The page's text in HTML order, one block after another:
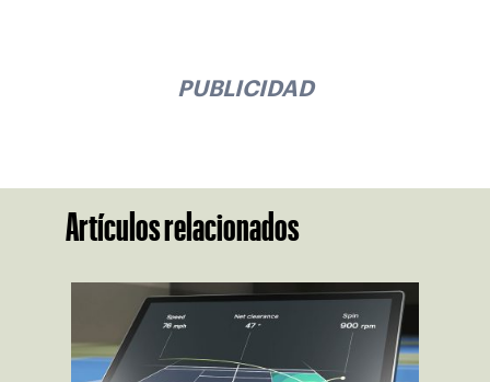
PUBLICIDAD
Artículos relacionados